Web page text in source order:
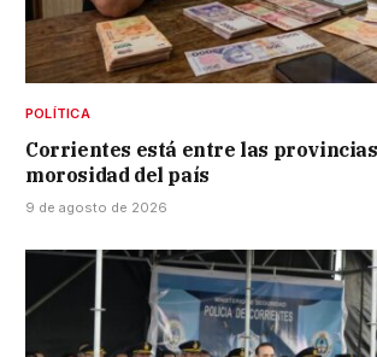
POLÍTICA
Corrientes está entre las
morosidad del país
9 de agosto de 2026